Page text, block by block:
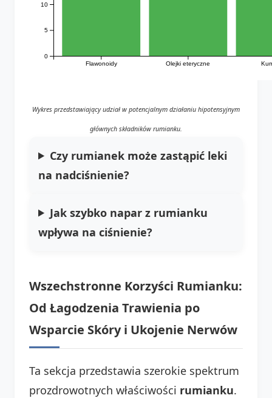
Flawonoidy Olejki eteryczne
0
5
10
Wykres przedstawiający udział w potencjalnym działaniu hipotensyjnym
głównych składników rumianku.
Czy rumianek może zastąpić leki
na nadciśnienie?
Jak szybko napar z rumianku
wpływa na ciśnienie?
Wszechstronne Korzyści Rumianku:
Od Łagodzenia Trawienia po
Wsparcie Skóry i Ukojenie Nerwów
Ta sekcja przedstawia szerokie spektrum
prozdrowotnych właściwości rumianku.